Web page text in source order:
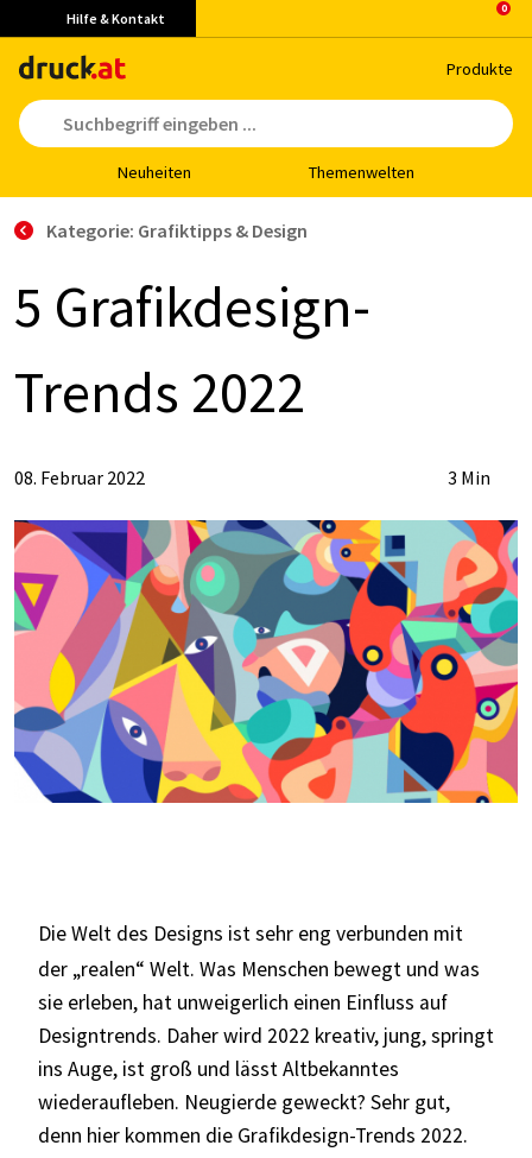
Hilfe & Kontakt
Pro­duk­te
Neu­hei­ten The­men­wel­ten
Kategorie: Grafiktipps & Design
5 Gra­fik­de­sign-
Trends 2022
08. Februar 2022 3 Min
Die Welt des Designs ist sehr eng verbunden mit
der „realen“ Welt. Was Menschen bewegt und was
sie erleben, hat unweigerlich einen Einfluss auf
Designtrends. Daher wird 2022 kreativ, jung, springt
ins Auge, ist groß und lässt Altbekanntes
wiederaufleben. Neugierde geweckt? Sehr gut,
denn hier kommen die Grafikdesign-Trends 2022.